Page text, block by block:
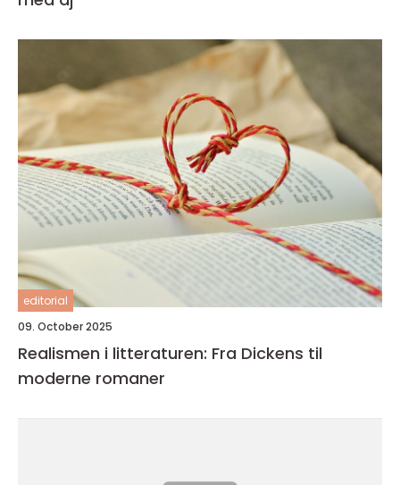
editorial
09. October 2025
Realismen i litteraturen: Fra Dickens til
moderne romaner